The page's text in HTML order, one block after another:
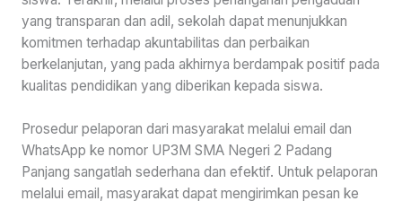
yang transparan dan adil, sekolah dapat menunjukkan
komitmen terhadap akuntabilitas dan perbaikan
berkelanjutan, yang pada akhirnya berdampak positif pada
kualitas pendidikan yang diberikan kepada siswa.
Prosedur pelaporan dari masyarakat melalui email dan
WhatsApp ke nomor UP3M SMA Negeri 2 Padang
Panjang sangatlah sederhana dan efektif. Untuk pelaporan
melalui email, masyarakat dapat mengirimkan pesan ke